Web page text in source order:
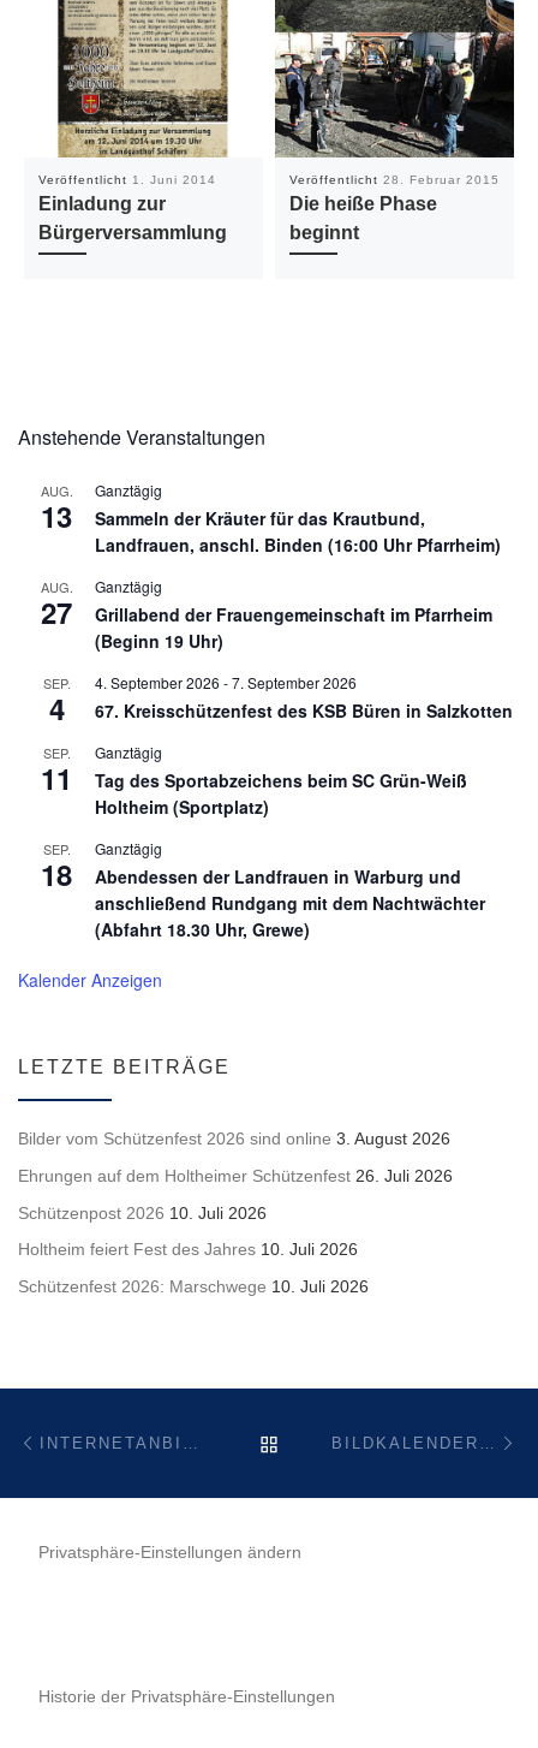
Veröffentlicht 1. Juni 2014
Einladung zur
Bürgerversammlung
Veröffentlicht 28. Februar 2015
Die heiße Phase
beginnt
Anstehende Veranstaltungen
AUG.
13
Ganztägig
Sammeln der Kräuter für das Krautbund,
Landfrauen, anschl. Binden (16:00 Uhr Pfarrheim)
AUG.
27
Ganztägig
Grillabend der Frauengemeinschaft im Pfarrheim
(Beginn 19 Uhr)
SEP.
4
4. September 2026 -7. September 2026
67. Kreisschützenfest des KSB Büren in Salzkotten
SEP.
11
Ganztägig
Tag des Sportabzeichens beim SC Grün-Weiß
Holtheim (Sportplatz)
SEP.
18
Ganztägig
Abendessen der Landfrauen in Warburg und
anschließend Rundgang mit dem Nachtwächter
(Abfahrt 18.30 Uhr, Grewe)
Kalender Anzeigen
LETZTE BEITRÄGE
Bilder vom Schützenfest 2026 sind online 3. August 2026
Ehrungen auf dem Holtheimer Schützenfest 26. Juli 2026
Schützenpost 2026 10. Juli 2026
Holtheim feiert Fest des Jahres 10. Juli 2026
Schützenfest 2026: Marschwege 10. Juli 2026
BeitragsnavigationZURÜCK ZUR
Privatsphäre-Einstellungen ändern
Historie der Privatsphäre-Einstellungen